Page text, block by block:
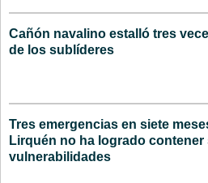
Cañón navalino estalló tres
de los sublíderes
Tres emergencias en siete
Lirquén no ha logrado contener
vulnerabilidades